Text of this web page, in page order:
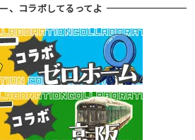
、コラボしてるってよ